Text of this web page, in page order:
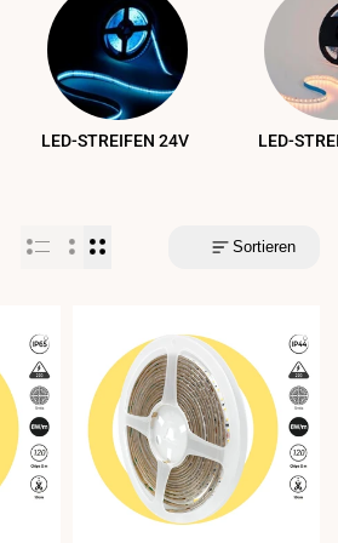
LED-STREIFEN 24V LED-
Sortieren